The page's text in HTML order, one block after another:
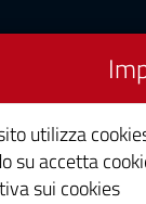
di
utilizza
su accetta
sui cookies